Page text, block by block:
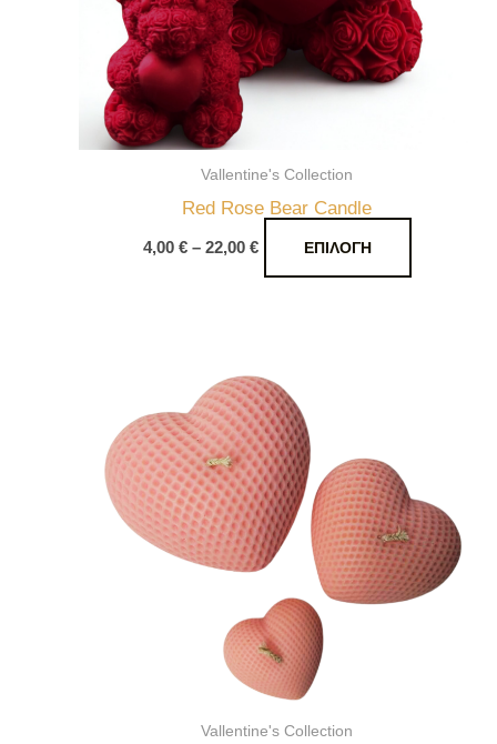
Vallentine's Collection
Red Rose Bear Candle
4,00 € – 22,00 € ΕΠΙΛΟΓΉ
μπορούν
να
επιλεγούν
Vallentine's Collection
παραλλαγές.
Οι
επιλογές
μπορούν
να